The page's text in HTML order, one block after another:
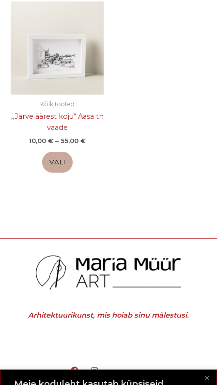
Kõik tooted
„Järve äärest koju“ Aasa tn
vaade
10,00 € – 55,00 €
VALI
mitu
Valikuid
saab
tootelehel.
Arhitektuurikunst, mis hoiab sinu mälestusi.